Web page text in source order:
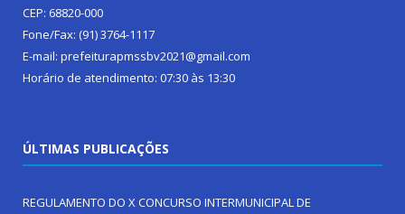
CEP: 68820-000
Fone/Fax: (91) 3764-1117
E-mail: prefeiturapmssbv2021@gmail.com
Horário de atendimento: 07:30 às 13:30
ÚLTIMAS PUBLICAÇÕES
REGULAMENTO DO X CONCURSO INTERMUNICIPAL DE